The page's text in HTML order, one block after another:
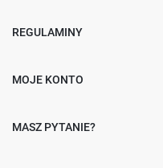
REGULAMINY
MOJE KONTO
MASZ PYTANIE?